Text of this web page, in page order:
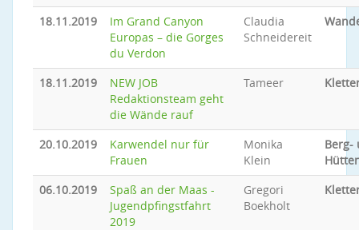
18.11.2019
Im Grand Canyon
Europas – die Gorges
du Verdon
Claudia
Schneidereit
18.11.2019
NEW JOB
Redaktionsteam geht
die Wände rauf
Tameer
20.10.2019
Karwendel nur für
Frauen
Monika
Klein
Berg-
06.10.2019
Spaß an der Maas -
Jugendpfingstfahrt
2019
Gregori
Boekholt